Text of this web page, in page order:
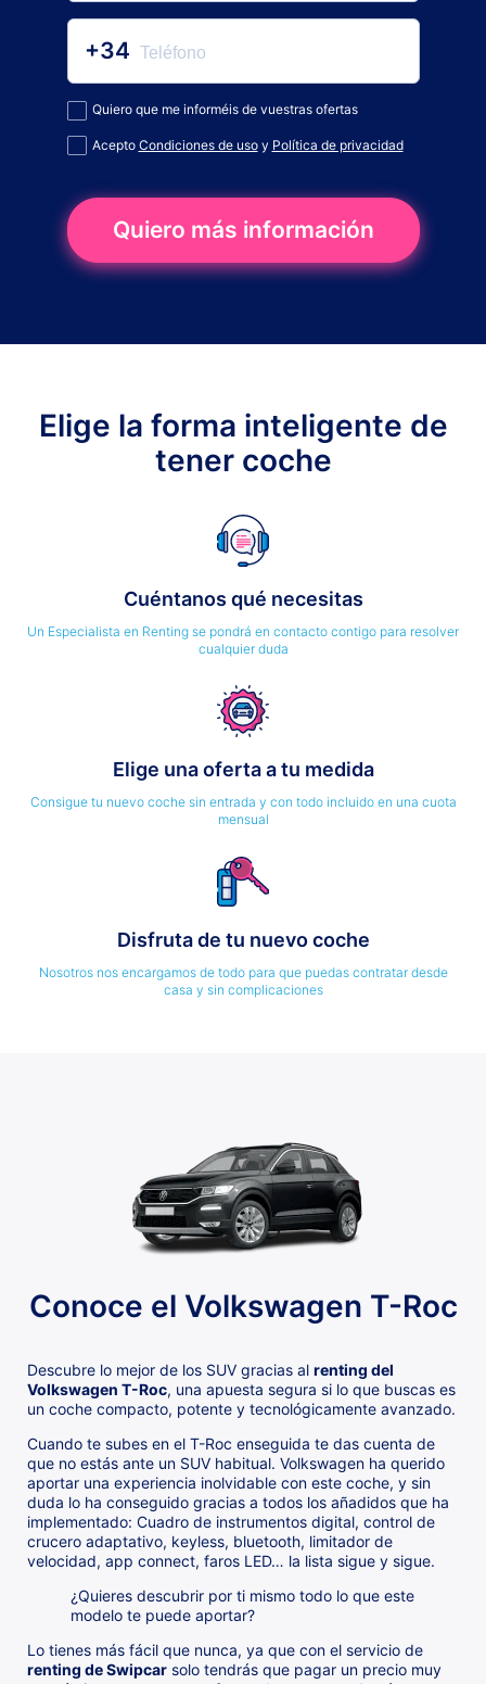
+34
Quiero que me informéis de vuestras ofertas
Acepto Condiciones de usoy Política de privacidad
Quiero más información
Elige la forma inteligente de
tener coche
Cuéntanos qué necesitas
Un Especialista en Renting se pondrá en contacto contigo para resolver
cualquier duda
Elige una oferta a tu medida
Consigue tu nuevo coche sin entrada y con todo incluido en una cuota
mensual
Disfruta de tu nuevo coche
Nosotros nos encargamos de todo para que puedas contratar desde
casa y sin complicaciones
Conoce el Volkswagen T-Roc
Descubre lo mejor de los SUV gracias al renting del
Volkswagen T-Roc, una apuesta segura si lo que buscas es
un coche compacto, potente y tecnológicamente avanzado.
Cuando te subes en el T-Roc enseguida te das cuenta de
que no estás ante un SUV habitual. Volkswagen ha querido
aportar una experiencia inolvidable con este coche, y sin
duda lo ha conseguido gracias a todos los añadidos que ha
implementado: Cuadro de instrumentos digital, control de
crucero adaptativo, keyless, bluetooth, limitador de
velocidad, app connect, faros LED… la lista sigue y sigue.
¿Quieres descubrir por ti mismo todo lo que este
modelo te puede aportar?
Lo tienes más fácil que nunca, ya que con el servicio de
renting de Swipcar solo tendrás que pagar un precio muy